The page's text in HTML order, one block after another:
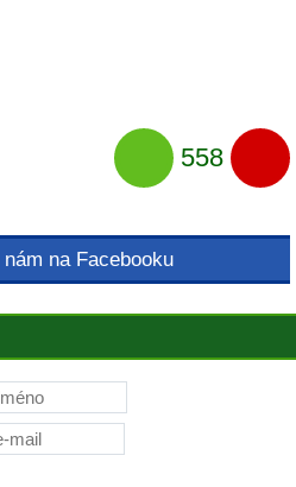
558
na Facebooku